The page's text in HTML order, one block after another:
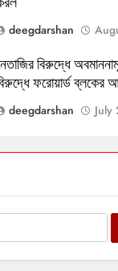
deegdarshan
বিরুদ্ধে
ফরোয়ার্ড ব্লকের
deegdarshan